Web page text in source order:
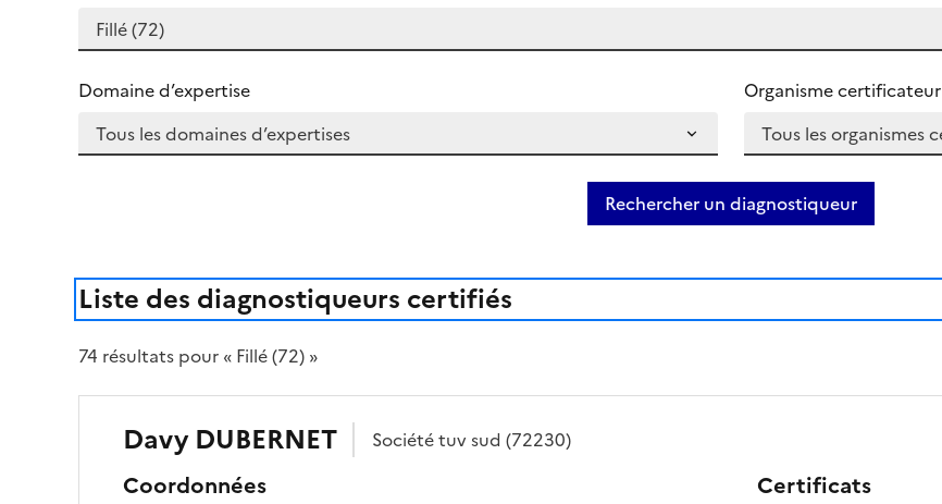
Domaine d’expertise Organisme certificateur
Rechercher un diagnostiqueur
Liste des diagnostiqueurs certifiés
74 résultats pour « Fillé (72) »
Davy DUBERNET Sociététuv sud (72230)
Coordonnées Certificats